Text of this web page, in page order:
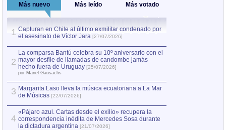
Más nuevo Más leído Más votado
1 Capturan en Chile al último exmilitar condenado por
el asesinato de Víctor Jara [27/07/2026]
2
La comparsa Bantú celebra su 10º aniversario con el
mayor desfile de llamadas de candombe jamás
hecho fuera de Uruguay [25/07/2026]
por Manel Gausachs
3 Margarita Laso lleva la música ecuatoriana a La Mar
de Músicas [22/07/2026]
4
«Pájaro azul. Cartas desde el exilio» recupera la
correspondencia inédita de Mercedes Sosa durante
la dictadura argentina [21/07/2026]